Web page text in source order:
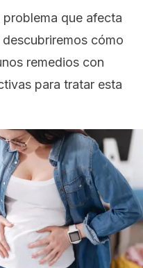
problema que afecta
cómo
remedios con
para tratar esta